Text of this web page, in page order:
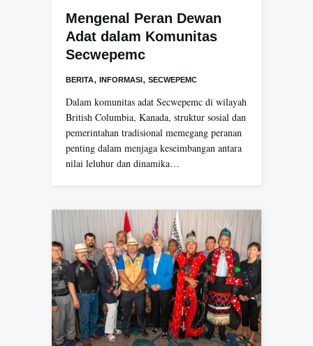
Mengenal Peran Dewan
Adat dalam Komunitas
Secwepemc
BERITA, INFORMASI , SECWEPEMC
Dalam komunitas adat Secwepemc di wilayah
British Columbia, Kanada, struktur sosial dan
pemerintahan tradisional memegang peranan
penting dalam menjaga keseimbangan antara
nilai leluhur dan dinamika…